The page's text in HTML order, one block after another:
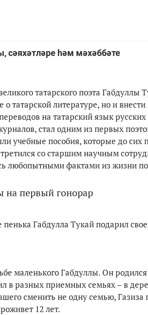
сәяхәтләре һәм мәхәббәте
татарского поэта Габдуллы
татарской литературе, но и
на татарский язык
стал одним из первых
учебные пособия, которые до сих
со старшим научным
любопытными фактами из жизни
на первый гонорар
Габдулла Тукай подарил
маленького Габдуллы. Он
в разных приемных семьях – в
сменить не одну семью, Газиза
12 лет.